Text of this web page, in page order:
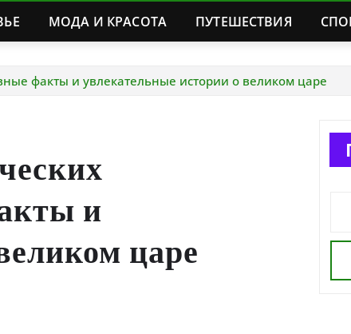
МОДА И КРАСОТА ПУТЕШЕСТВИЯ
факты и увлекательные истории о великом царе
и
царе